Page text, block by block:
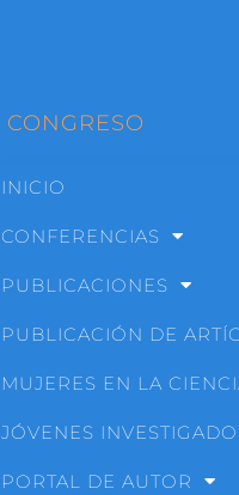
CONGRESO
INICIO
CONFERENCIAS
PUBLICACIONES
PUBLICACIÓN DE
MUJERES EN LA
JÓVENES
PORTAL DE AUTOR